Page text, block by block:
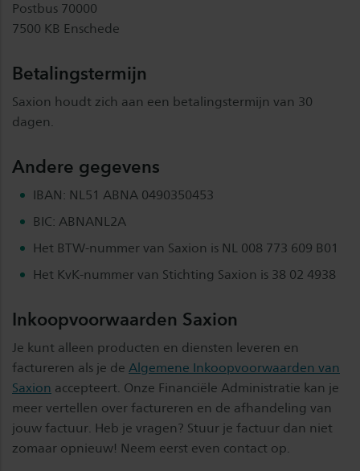
Postbus 70000
7500 KB Enschede
Betalingstermijn
Saxion houdt zich aan een betalingstermijn van 30
dagen.
Andere gegevens
IBAN: NL51 ABNA 0490350453
BIC: ABNANL2A
Het BTW-nummer van Saxion is NL 008 773 609 B01
Het KvK-nummer van Stichting Saxion is 38 02 4938
Inkoopvoorwaarden Saxion
Je kunt alleen producten en diensten leveren en
factureren als je de Algemene Inkoopvoorwaarden van
Saxion accepteert. Onze Financiële Administratie kan je
meer vertellen over factureren en de afhandeling van
jouw factuur. Heb je vragen? Stuur je factuur dan niet
zomaar opnieuw! Neem eerst even contact op.